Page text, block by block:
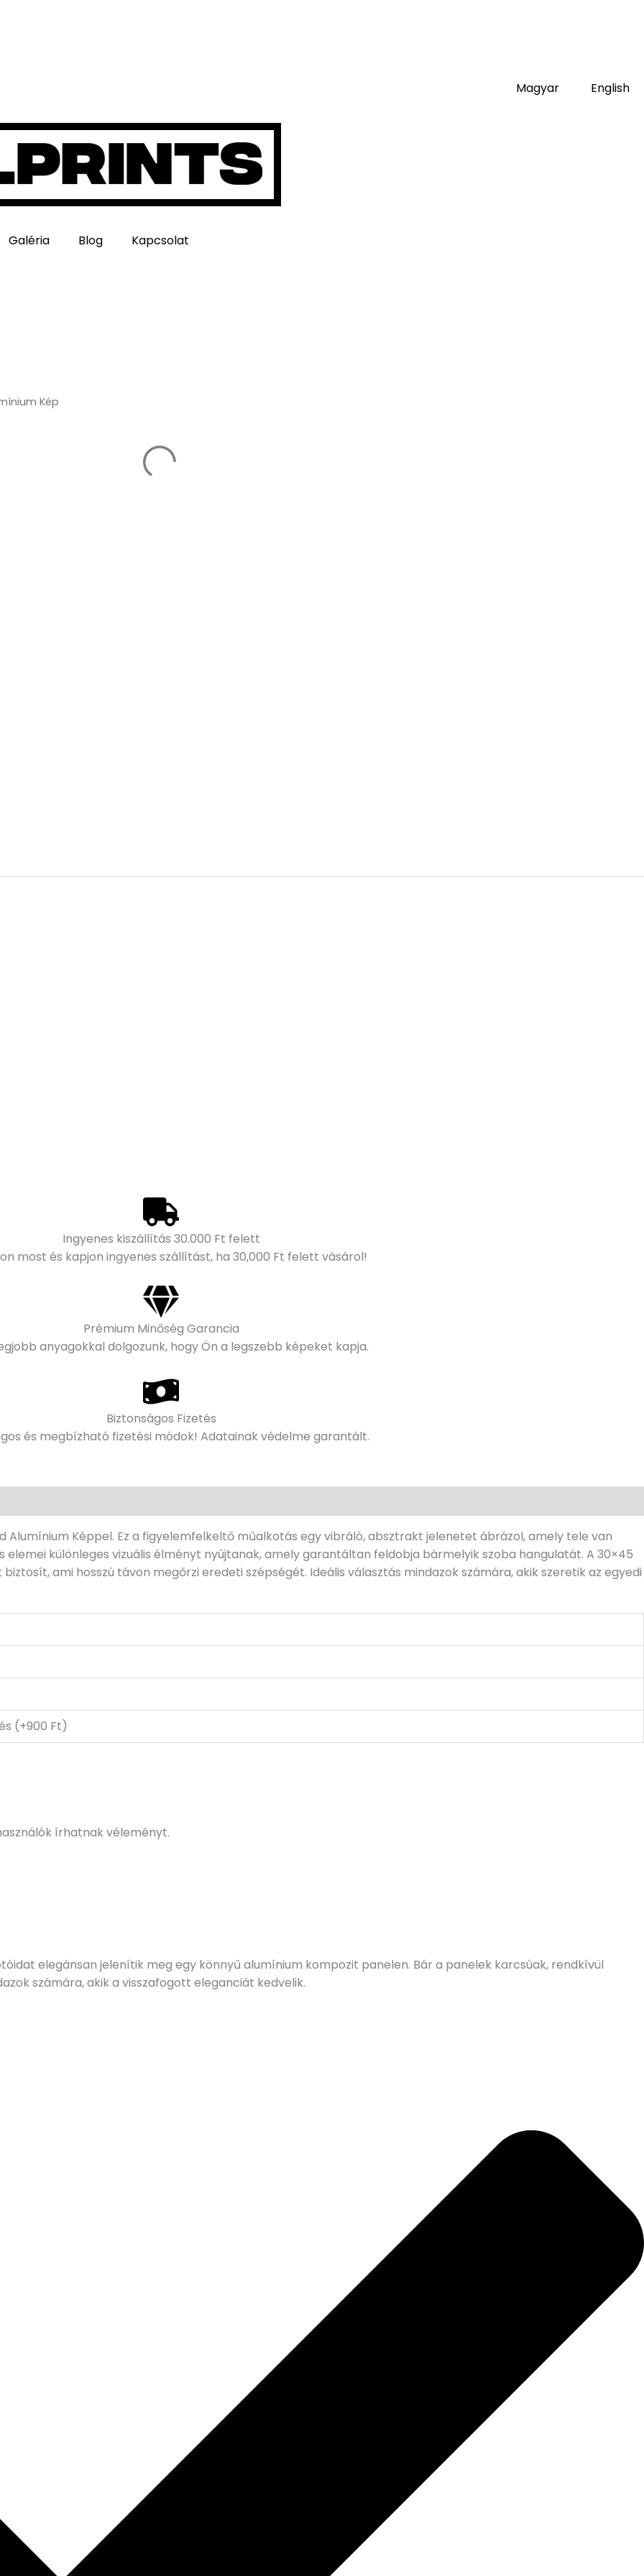
Magyar English
Galéria Blog Kapcsolat
Kép
Ingyenes kiszállítás 30.000 Ft felett
most és kapjon ingyenes szállítást, ha 30,000 Ft felett vásárol!
Prémium Minőség Garancia
anyagokkal dolgozunk, hogy Ön a legszebb képeket kapja.
Biztonságos Fizetés
és megbízható fizetési módok! Adatainak védelme garantált.
Alumínium Képpel. Ez a figyelemfelkeltő műalkotás egy vibráló, absztrakt jelenetet ábrázol, amely tele van
elemei különleges vizuális élményt nyújtanak, amely garantáltan feldobja bármelyik szoba hangulatát. A 30×45
ami hosszú távon megőrzi eredeti szépségét. Ideális választás mindazok számára, akik szeretik az egyedi
(+900 Ft)
írhatnak véleményt.
elegánsan jelenítik meg egy könnyű alumínium kompozit panelen. Bár a panelek karcsúak, rendkívül
számára, akik a visszafogott eleganciát kedvelik.